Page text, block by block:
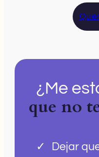
¿Me
que no
Dejar